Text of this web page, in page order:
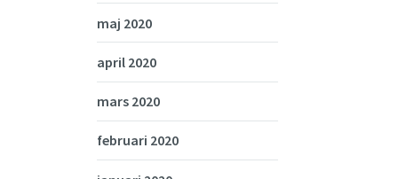
maj 2020
april 2020
mars 2020
februari 2020